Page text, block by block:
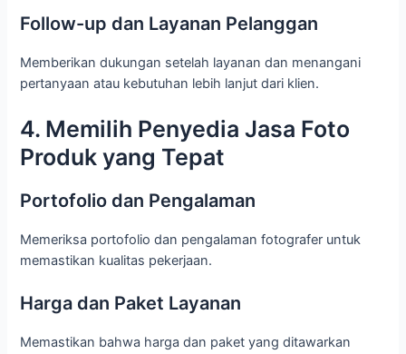
Follow-up dan Layanan Pelanggan
Memberikan dukungan setelah layanan dan menangani
pertanyaan atau kebutuhan lebih lanjut dari klien.
4. Memilih Penyedia Jasa Foto
Produk yang Tepat
Portofolio dan Pengalaman
Memeriksa portofolio dan pengalaman fotografer untuk
memastikan kualitas pekerjaan.
Harga dan Paket Layanan
Memastikan bahwa harga dan paket yang ditawarkan